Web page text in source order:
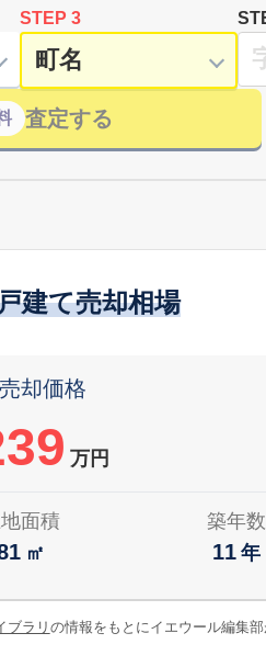
STEP 3
査定する
建て売却相場
却価格
万円
面積
㎡
築年数
11 年
ブラリの情報をもとにイエウール編集